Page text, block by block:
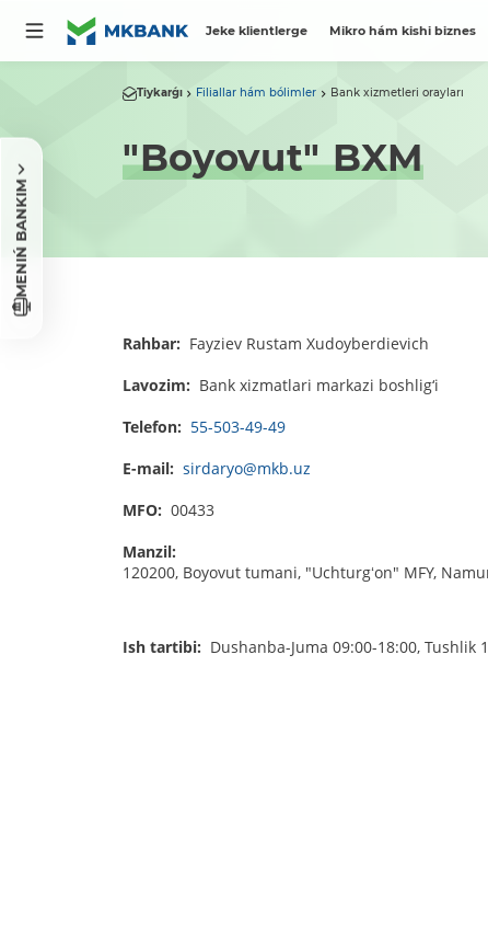
Jeke klientlerge Mikro hám kishi biznes
MENIŃ BANKIM
Tiykarǵı Filiallar hám bólimler Bank xizmetleri orayları
"Boyovut" BXM
Rahbar: Fayziev Rustam Xudoyberdievich
Lavozim: Bank xizmatlari markazi boshlig‘i
Telefon: 55-503-49-49
E-mail: sirdaryo@mkb.uz
MFO: 00433
Manzil:
120200, Boyovut tumani, "Uchturgʻon" MFY,
Ish tartibi: Dushanba-Juma 09:00-18:00, Tushlik